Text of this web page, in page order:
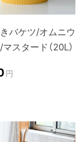
バケツ/オムニウ
スタード（20L）
円